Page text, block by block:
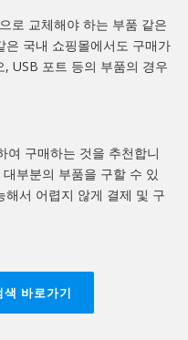
로 교체해야 하는 부품 같은
은 국내 쇼핑몰에서도 구매가
USB 포트 등의 부품의 경우
여 구매하는 것을 추천합니
부분의 부품을 구할 수 있
서 어렵지 않게 결제 및 구
바로가기